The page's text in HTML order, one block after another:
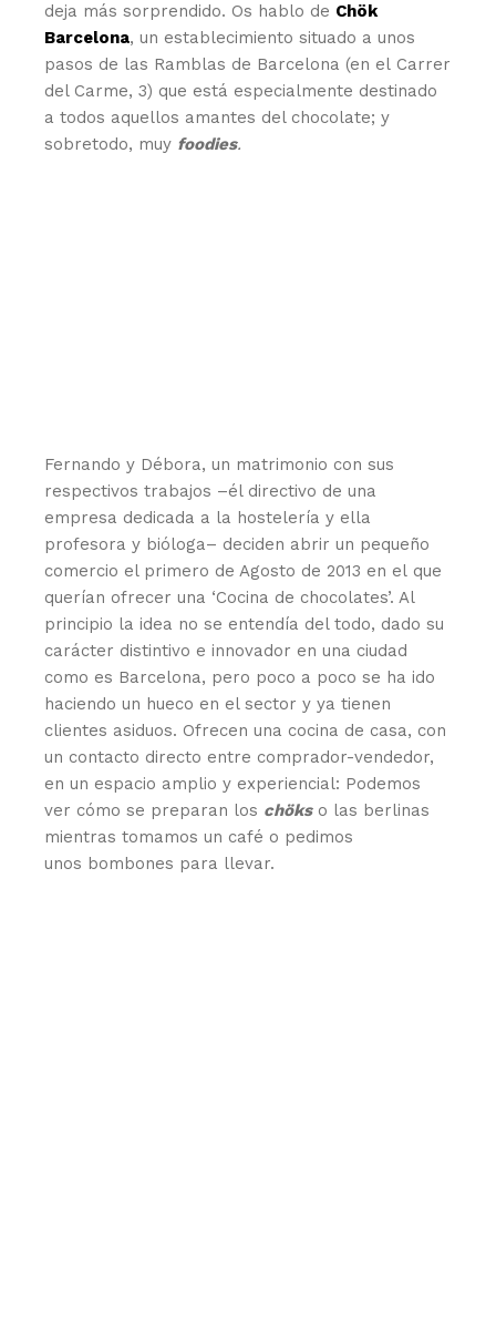
deja más sorprendido. Os hablo de Chök
Barcelona, un establecimiento situado a unos
pasos de las Ramblas de Barcelona (en el Carrer
del Carme, 3) que está especialmente destinado
a todos aquellos amantes del chocolate; y
sobretodo, muy foodies.
Fernando y Débora, un matrimonio con sus
respectivos trabajos –él directivo de una
empresa dedicada a la hostelería y ella
profesora y bióloga– deciden abrir un pequeño
comercio el primero de Agosto de 2013 en el que
querían ofrecer una ‘Cocina de chocolates’. Al
principio la idea no se entendía del todo, dado su
carácter distintivo e innovador en una ciudad
como es Barcelona, pero poco a poco se ha ido
haciendo un hueco en el sector y ya tienen
clientes asiduos. Ofrecen una cocina de casa, con
un contacto directo entre comprador-vendedor,
en un espacio amplio y experiencial: Podemos
ver cómo se preparan los chökso las berlinas
mientras tomamos un café o pedimos
unos bombones para llevar.